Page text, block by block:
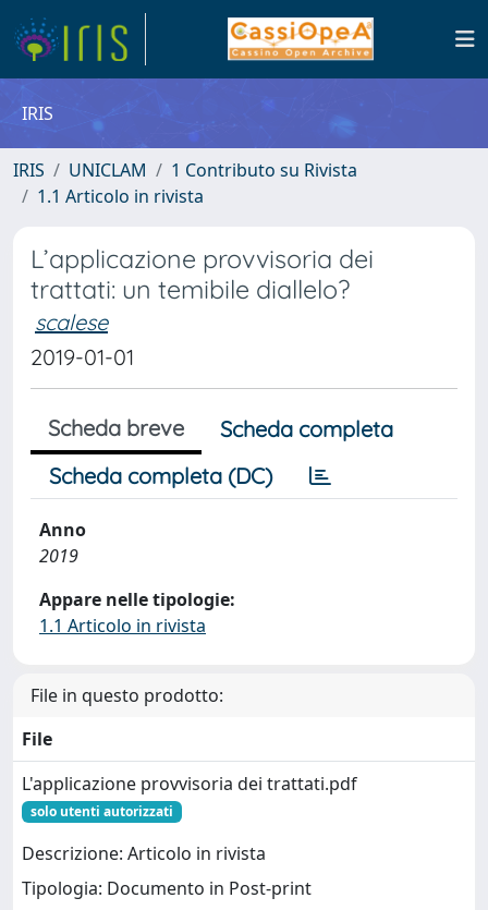
IRIS
IRIS UNICLAM
1 Contributo su Rivista
1.1 Articolo in rivista
L’applicazione provvisoria dei
trattati: un temibile diallelo?
scalese
2019-01-01
Scheda breve
Scheda completa
Scheda completa (DC)
Anno
2019
Appare nelle tipologie:
1.1 Articolo in rivista
File in questo prodotto:
File
L'applicazione provvisoria dei trattati.pdf
solo utenti autorizzati
Descrizione: Articolo in rivista
Tipologia: Documento in Post-print